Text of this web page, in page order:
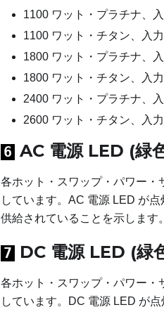
1100 ワット・プラチナ、
1100 ワット・チタン、入
1800 ワット・プラチナ、
1800 ワット・チタン、入
2400 ワット・プラチナ、
2600 ワット・チタン、入
6 AC 電源 LED (緑
各ホット・スワップ・パワー・
しています。AC 電源 LED が
供給されていることを示します
7 DC 電源 LED (緑
各ホット・スワップ・パワー・
しています。DC 電源 LED が